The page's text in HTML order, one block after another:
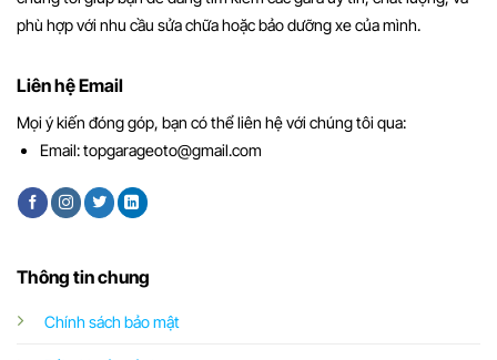
phù hợp với nhu cầu sửa chữa hoặc bảo dưỡng xe của mình.
Thông tin chung
Chính sách bảo mật
Liên hệ Email
Mọi ý kiến đóng góp, bạn có thể liên hệ với chúng tôi qua:
Email:topgarageoto@gmail.com